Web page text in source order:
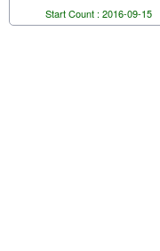
Start Count : 2016-09-15